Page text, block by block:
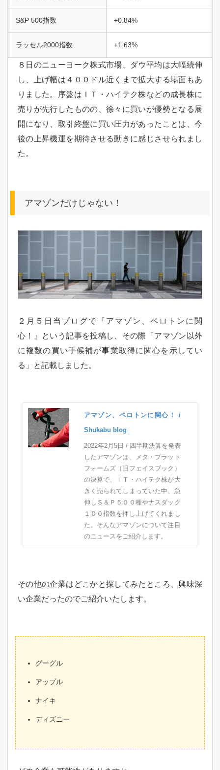
S&P 500指数 +0.84%
ラッセル2000指数 +1.63%
８日のニューヨーク株式市場、ダウ平均は大幅続伸
し、上げ幅は４００ドル近くまで拡大する場面もあ
りました。序盤はＩＴ・ハイテク株などの成長株に
売りが先行したものの、徐々に買いが優勢となる展
開になり、取引終盤に買い圧力があったことは、今
後の上昇機運を期待させる動きに感じさせられまし
た。
アマゾンだけじゃない！
２月５日当ブログで『アマゾン、ペロトンに関
心！』という記事を投稿し、その際「アマゾン以外
に複数の買い手候補が事業取得に関心を示してい
る」と記載しました。
アマゾン、ペロトンに関心！ /
Shukabu blog
2022年2月5日 / 四半期決算を発表
したアマゾンは、メタ・プラット
フォームズ（旧フェイスブック）
の決算で、ＩＴ・ハイテク株が大
きく売られてしまっていた中、急
伸しＳ＆Ｐ５００種やナスダック
１００指数を押し上げてくれまし
た。そんなアマゾンについて注目
のニュースをご紹介します。
その他の企業はどこかと探してみたところ、興味深
い企業だったのでご紹介いたします。
グーグル
アップル
ナイキ
ディズニー